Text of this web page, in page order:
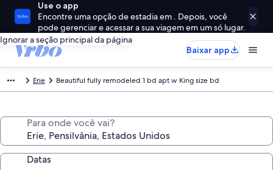
Use o app
Encontre uma opção de estadia em . Depois, você
pode gerenciar e acessar a sua viagem em um só lugar.
Ignorar a seção principal da página
Baixar app
Erie Beautiful fully remodeled 1 bd apt w King size bd
Para onde você vai?
Datas